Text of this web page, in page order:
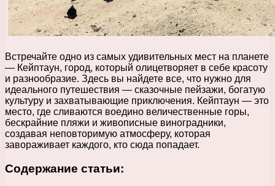
Встречайте одно из самых удивительных мест на планете
— Кейптаун, город, который олицетворяет в себе красоту
и разнообразие. Здесь вы найдете все, что нужно для
идеального путешествия — сказочные пейзажи, богатую
культуру и захватывающие приключения. Кейптаун — это
место, где сливаются воедино величественные горы,
бескрайние пляжи и живописные виноградники,
создавая неповторимую атмосферу, которая
завораживает каждого, кто сюда попадает.
Содержание статьи: